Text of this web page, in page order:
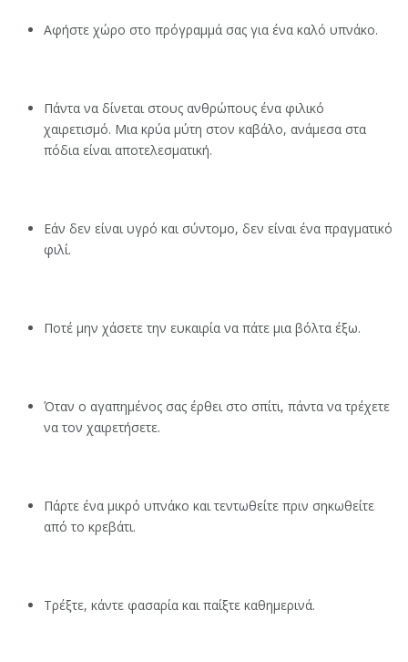
Αφήστε χώρο στο πρόγραμμά σας για ένα καλό υπνάκο.
Πάντα να δίνεται στους ανθρώπους ένα φιλικό
χαιρετισμό. Μια κρύα μύτη στον καβάλο, ανάμεσα στα
πόδια είναι αποτελεσματική.
Εάν δεν είναι υγρό και σύντομο, δεν είναι ένα πραγματικό
φιλί.
Ποτέ μην χάσετε την ευκαιρία να πάτε μια βόλτα έξω.
Όταν ο αγαπημένος σας έρθει στο σπίτι, πάντα να τρέχετε
να τον χαιρετήσετε.
Πάρτε ένα μικρό υπνάκο και τεντωθείτε πριν σηκωθείτε
από το κρεβάτι.
Τρέξτε, κάντε φασαρία και παίξτε καθημερινά.